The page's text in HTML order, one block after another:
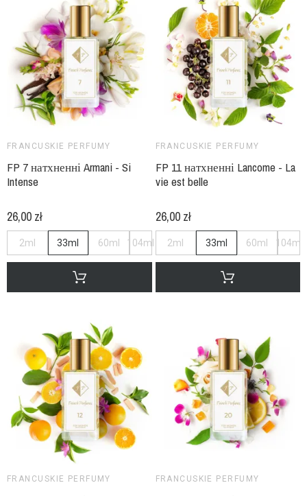
FRANCUSKIE PERFUMY
FP 7 натхненні Armani - Si
Intense
26,00 zł
2ml 33ml 60ml 104ml
FRANCUSKIE PERFUMY
FP 11 натхненні Lancome - La
vie est belle
26,00 zł
2ml 33ml 60ml 104ml
FRANCUSKIE PERFUMY FRANCUSKIE PERFUMY